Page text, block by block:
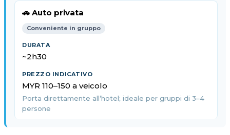
🚗 Auto privata
Conveniente in gruppo
~2h30
MYR 110–150 a veicolo
Porta direttamente all’hotel; ideale per gruppi di 3–4
persone